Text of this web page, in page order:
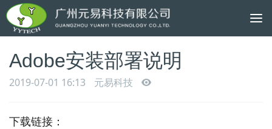
Adobe安装部署说明
2019-07-01 16:13 元易科技
下载链接：